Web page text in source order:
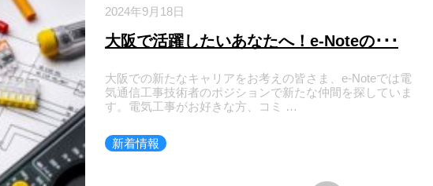
2024年9月18日
大阪で活躍したいあなたへ！e-Noteの･･･
大阪での新たなキャリアをお考えの皆さま、e-Noteでは電
気通信工事技術者のポジションで新たな仲間を探していま
す。電気工事がお好きな方、コミ …
新着情報